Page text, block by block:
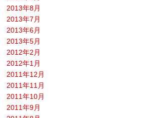
2013年8月
2013年7月
2013年6月
2013年5月
2012年2月
2012年1月
2011年12月
2011年11月
2011年10月
2011年9月